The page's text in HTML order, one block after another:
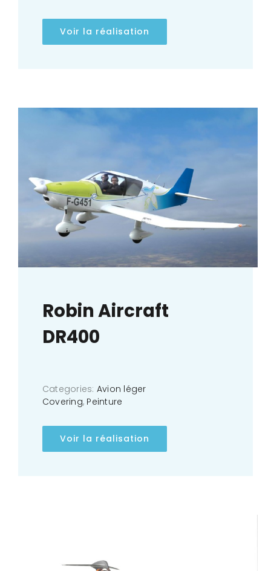
Voir la réalisation
Robin Aircraft
DR400
Categories: Avion léger
Covering, Peinture
Voir la réalisation